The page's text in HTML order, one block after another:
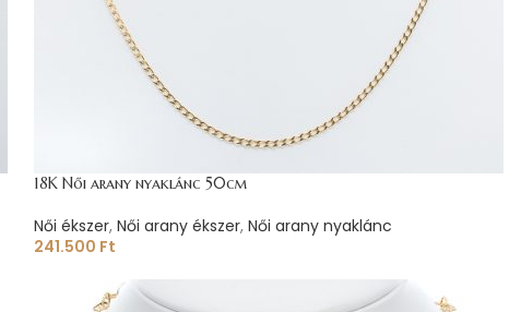
18K Női arany nyaklánc 50cm
Női ékszer, Női arany ékszer, Női arany nyaklánc
241.500 Ft